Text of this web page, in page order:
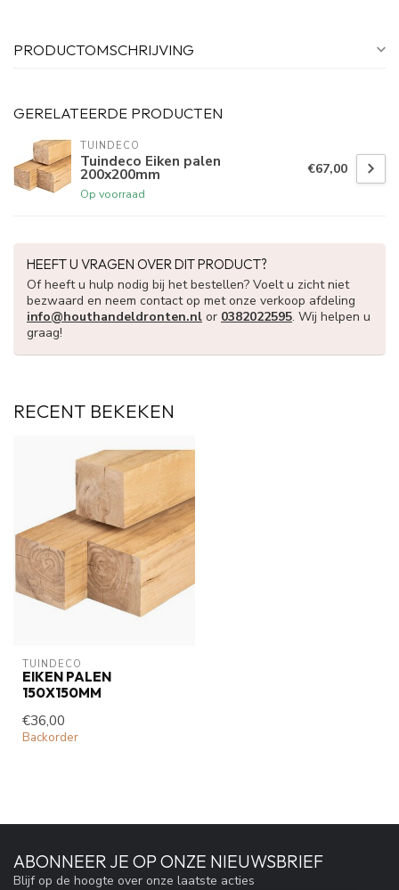
PRODUCTOMSCHRIJVING
GERELATEERDE PRODUCTEN
TUINDECO
Tuindeco Eiken palen
200x200mm
Op voorraad
€67,00
HEEFT U VRAGEN OVER DIT PRODUCT?
Of heeft u hulp nodig bij het bestellen? Voelt u zicht niet
bezwaard en neem contact op met onze verkoop afdeling
info@houthandeldronten.nl or 0382022595. Wij helpen u
graag!
RECENT BEKEKEN
TUINDECO
EIKEN PALEN
150X150MM
€36,00
Backorder
ABONNEER JE OP ONZE NIEUWSBRIEF
Blijf op de hoogte over onze laatste acties